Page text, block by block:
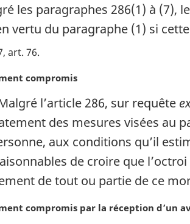
les paragraphes 286(1) à (7),
vertu du paragraphe (1) si
art. 76
compromis
l’article 286, sur requête
des mesures visées au
aux conditions qu’il
de croire que
de tout ou partie de ce
compromis par la réception d’un